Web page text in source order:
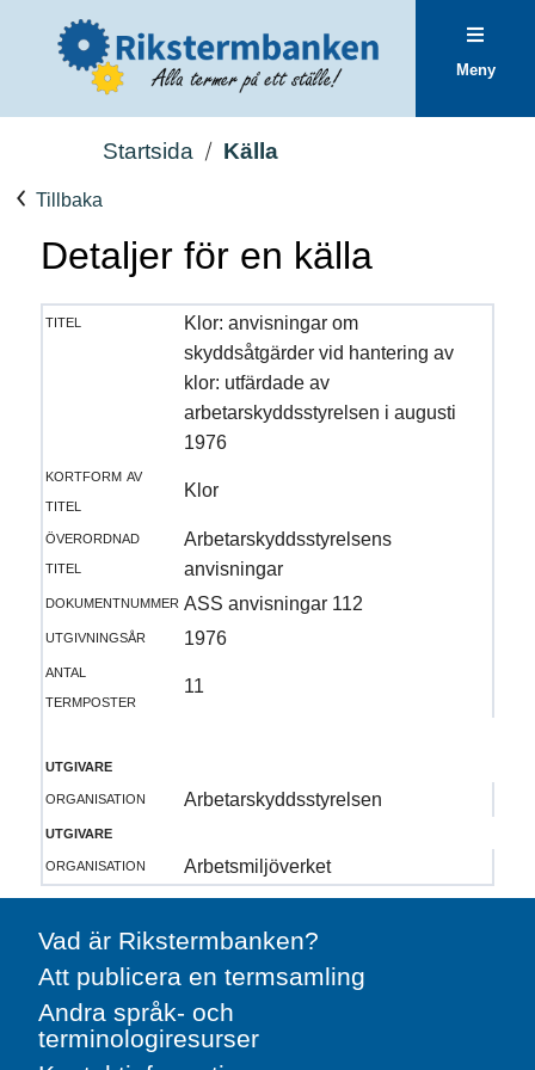
Meny
Startsida Källa
Tillbaka
Detaljer för en källa
titel
Klor: anvisningar om
skyddsåtgärder vid hantering av
klor: utfärdade av
arbetarskyddsstyrelsen i augusti
1976
kortform av
titel
Klor
överordnad
titel
Arbetarskyddsstyrelsens
anvisningar
dokumentnummer ASS anvisningar 112
utgivningsår
1976
antal
termposter
11
utgivare
organisation
Arbetarskyddsstyrelsen
utgivare
organisation
Arbetsmiljöverket
Vad är Rikstermbanken?
Att publicera en termsamling
Andra språk- och
terminologiresurser